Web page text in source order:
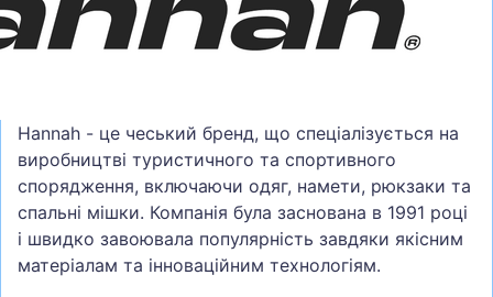
Hannah - це чеський бренд, що спеціалізується на
виробництві туристичного та спортивного
спорядження, включаючи одяг, намети, рюкзаки та
спальні мішки. Компанія була заснована в 1991 році
і швидко завоювала популярність завдяки якісним
матеріалам та інноваційним технологіям.